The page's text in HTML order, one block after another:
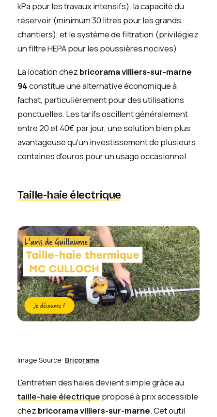
kPa pour les travaux intensifs), la capacité du
réservoir (minimum 30 litres pour les grands
chantiers), et le système de filtration (privilégiez
un filtre HEPA pour les poussières nocives).
La location chez bricorama villiers-sur-marne
94constitue une alternative économique à
l'achat, particulièrement pour des utilisations
ponctuelles. Les tarifs oscillent généralement
entre 20 et 40€ par jour, une solution bien plus
avantageuse qu'un investissement de plusieurs
centaines d'euros pour un usage occasionnel.
Taille-haie électrique
Image Source: Bricorama
L'entretien des haies devient simple grâce au
taille-haie électrique proposé à prix accessible
chez bricorama villiers-sur-marne. Cet outil